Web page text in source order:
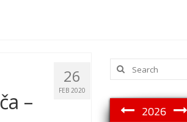
26
FEB 2020
–
Search
for:
2026